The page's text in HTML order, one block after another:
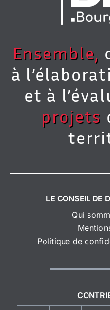
Ensemble,
à
et à
projets
LE CONSEIL DE
Qui
Politique de